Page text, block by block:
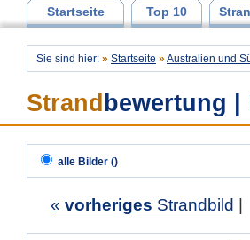
Startseite Top 10
Sie sind hier: » Startseite » Australien und
Strand bewertung
alle Bilder ()
« vorheriges Strandbild